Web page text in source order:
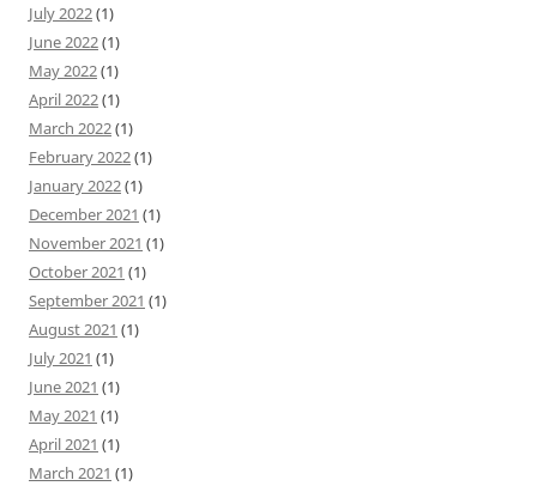
July 2022(1)
June 2022(1)
May 2022(1)
April 2022(1)
March 2022(1)
February 2022(1)
January 2022(1)
December 2021 (1)
November 2021 (1)
October 2021 (1)
September 2021 (1)
August 2021 (1)
July 2021 (1)
June 2021 (1)
May 2021 (1)
April 2021 (1)
March 2021 (1)